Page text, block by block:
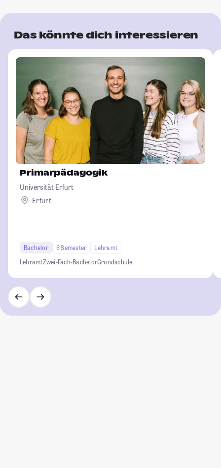
Das könnte dich interessieren
Primarpädagogik
Universität Erfurt
Erfurt
Bachelor 6 Semester
Lehramt
LehramtZwei-Fach-BachelorGrundschule